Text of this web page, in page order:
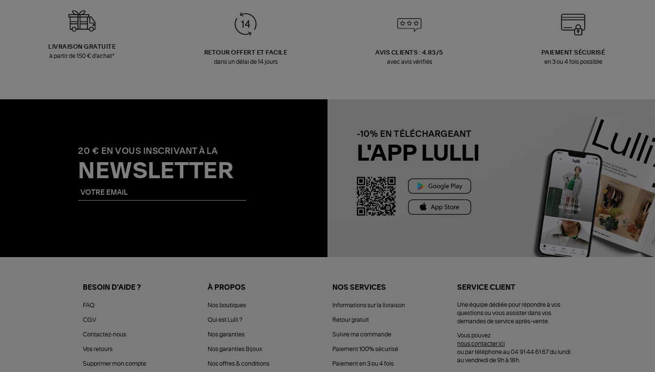
LIVRAISON GRATUITE
à partir de 150 € d'achat*
RETOUR OFFERT ET FACILE
dans un délai de 14 jours
AVIS CLIENTS : 4.83/5
avec avis vérifiés
PAIEMENT SÉCURISÉ
en 3 ou 4 fois possible
20 € EN VOUS INSCRIVANT À LA
NEWSLETTER
-10% EN TÉLÉCHARGEANT
L'APP LULLI
BESOIN D'AIDE ?
FAQ
CGV
Contactez-nous
Vos retours
Supprimer mon compte
À PROPOS
Nos boutiques
Qui est Lulli ?
Nos garanties
Nos garanties Bijoux
Nos offres & conditions
NOS SERVICES
Informations sur la livraison
Retour gratuit
Suivre ma commande
Paiement 100% sécurisé
Paiement en 3 ou 4 fois
SERVICE CLIENT
Une équipe dédiée pour répondre à vos
questions ou vous assister dans vos
demandes de service après-vente.
Vous pouvez
nous contacter ici
ou par téléphone au 04 91 44 61 67 du lundi
au vendredi de 9h à 18h.